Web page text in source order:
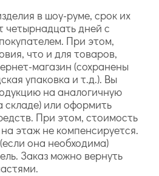
в шоу-руме, срок их
четырнадцать дней с
При этом,
что и для товаров,
магазин (сохранены
упаковка и т.д.). Вы
на аналогичную
складе) или оформить
При этом, стоимость
этаж не компенсируется.
она необходима)
Заказ можно вернуть